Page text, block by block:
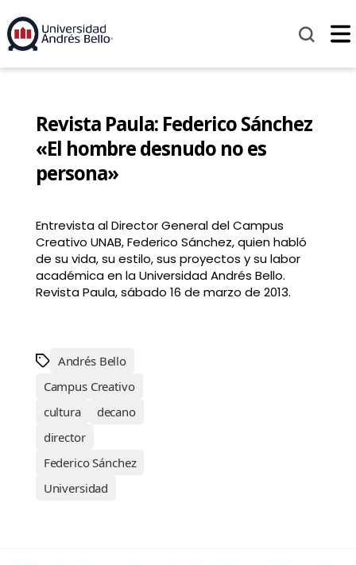
Revista Paula: Federico Sánchez
«El hombre desnudo no es
persona»
Entrevista al Director General del Campus
Creativo UNAB, Federico Sánchez, quien habló
de su vida, su estilo, sus proyectos y su labor
académica en la Universidad Andrés Bello.
Revista Paula, sábado 16 de marzo de 2013.
Andrés Bello
Campus Creativo
cultura
decano
director
Federico Sánchez
Universidad